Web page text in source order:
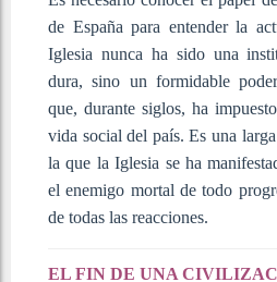
de España para entender la
Iglesia nunca ha sido una
dura, sino un formidable
que, durante siglos, ha
vida social del país. Es una
la que la Iglesia se ha
el enemigo mortal de todo
de todas las reacciones.
EL FIN DE UNA